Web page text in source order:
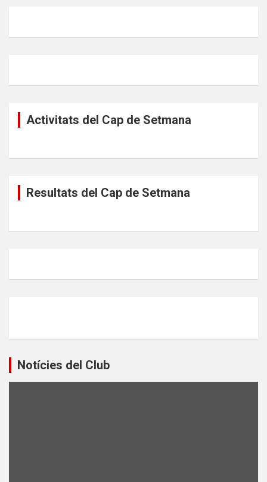
Activitats del Cap de Setmana
Resultats del Cap de Setmana
Notícies del Club